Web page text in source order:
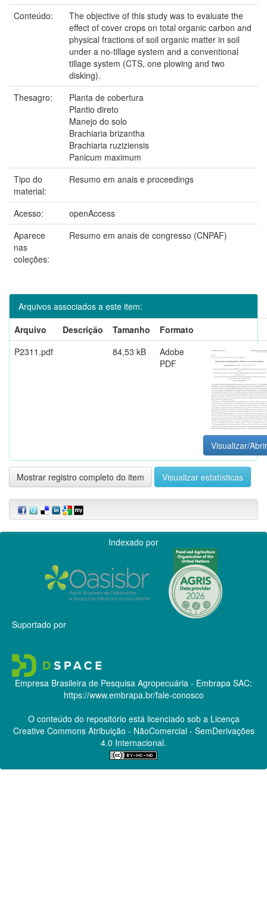
Conteúdo:
The objective of this study was to evaluate the
effect of cover crops on total organic carbon and
physical fractions of soil organic matter in soil
under a no-tillage system and a conventional
tillage system (CTS, one plowing and two
disking).
Thesagro:
Planta de cobertura
Plantio direto
Manejo do solo
Brachiaria brizantha
Brachiaria ruziziensis
Panicum maximum
Tipo do
material:
Resumo em anais e proceedings
Acesso:
openAccess
Aparece
nas
coleções:
Resumo em anais de congresso (CNPAF)
Arquivos associados a este item:
Arquivo
Descrição Tamanho
Formato
P2311.pdf
84,53 kB
Adobe
PDF
Visualizar/Abrir
Mostrar registro completo do item Visualizar estatísticas
Indexado por
Suportado por
Empresa Brasileira de Pesquisa Agropecuária - Embrapa SAC:
https://www.embrapa.br/fale-conosco
O conteúdo do repositório está licenciado sob a Licença
Creative CommonsAtribuição - NãoComercial - SemDerivações
4.0 Internacional.